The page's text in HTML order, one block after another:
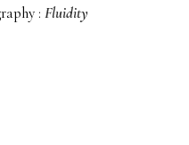
: Fluidity